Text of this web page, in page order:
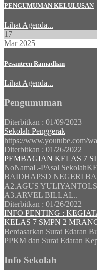
PENGUMUMAN KELULUSAN
Lihat Agenda...
17
Mar 2025
Pesantren Ramadhan
Lihat Agenda...
Pengumuman
Diterbitkan : 01/09/2023
Sekolah Penggerak
https://www.youtube.com/
Diterbitkan : 01/26/2022
PEMBAGIAN KELAS 7
NoNamaL-PAsal
BAIDHAPSD NEGERI
A2.AGUS
A3.ARVEL BILLAL..
Diterbitkan : 01/26/2022
INFO PENTING :
KELAS 7 SMPN 2
Berdasarkan Surat Edaran
PPKM dan Surat Edaran
Info Sekolah